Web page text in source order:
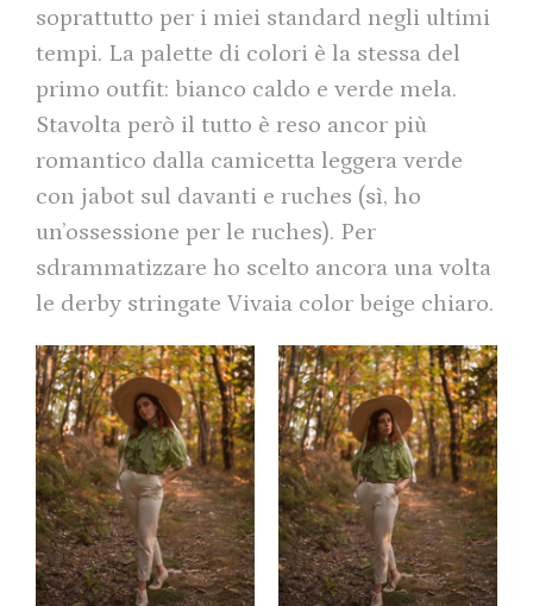
soprattutto per i miei standard negli ultimi
tempi. La palette di colori è la stessa del
primo outfit: bianco caldo e verde mela.
Stavolta però il tutto è reso ancor più
romantico dalla camicetta leggera verde
con jabot sul davanti e ruches (sì, ho
un’ossessione per le ruches). Per
sdrammatizzare ho scelto ancora una volta
le derby stringate Vivaia color beige chiaro.